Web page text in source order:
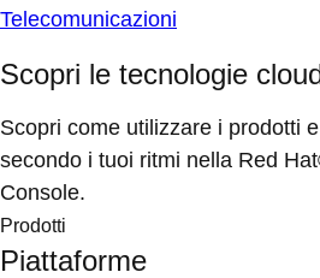
Telecomunicazioni
Scopri le tecnologie
Scopri come utilizzare i prodotti
secondo i tuoi ritmi nella Red
Console.
Prodotti
Piattaforme